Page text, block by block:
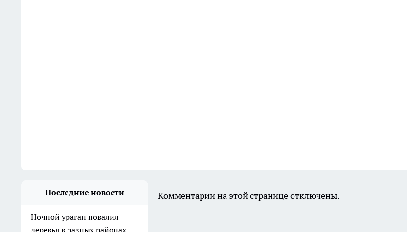
Последние новости
Ночной ураган повалил
деревья в разных районах
Комментарии на этой странице отключены.